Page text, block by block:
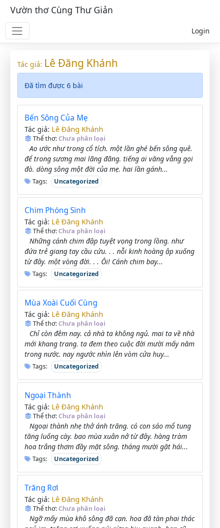
Vườn thơ Cùng Thư Giản
Login
Tác giả: Lê Đăng Khánh
Đã tìm được 6 bài
Bến Sông Của Mẹ
Tác giả: Lê Đăng Khánh
Thể thơ:Chưa phân loại
Ao ước như trong cổ tích. một lần ghé bến sông quê.
để trong sương mai lãng đãng. tiếng ai văng vẳng gọi
đò. dòng sông một đời của mẹ. hai lần gánh...
Tags: Uncategorized
Chim Phóng Sinh
Tác giả: Lê Đăng Khánh
Thể thơ:Chưa phân loại
Những cánh chim đập tuyệt vọng trong lồng. như
đứa trẻ giang tay cầu cứu. . . nỗi kinh hoàng ập xuống
từ đây. một vòng đời. . . Ôi! Cánh chim bay...
Tags: Uncategorized
Mùa Xoài Cuối Cùng
Tác giả: Lê Đăng Khánh
Thể thơ:Chưa phân loại
Chỉ còn đêm nay. cả nhà ta không ngủ. mai ta về nhà
mới khang trang. ta đem theo cuộc đời mười mấy năm
trong nước. nay ngước nhìn lên vòm cửa huy...
Tags: Uncategorized
Ngoại Thành
Tác giả: Lê Đăng Khánh
Thể thơ:Chưa phân loại
Ngoại thành nhẹ thở ánh trăng. có con sáo mổ tung
tăng luống cày. bao mùa xuân nở từ đây. hàng tràm
hoa trắng thơm đầy mặt sông. tháng mười gặt hái...
Tags: Uncategorized
Trăng Rơi
Tác giả: Lê Đăng Khánh
Thể thơ:Chưa phân loại
Ngỡ mấy mùa khô sông đã cạn. hoa đã tàn phai thác